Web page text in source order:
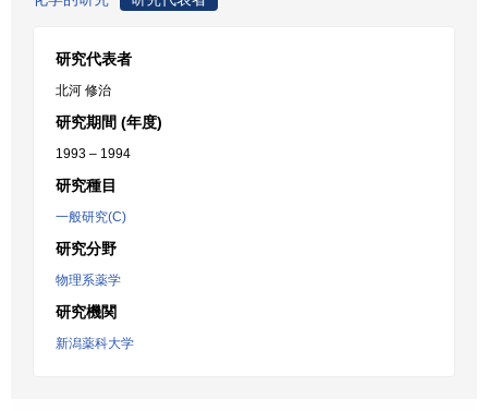
研究代表者
北河 修治
研究期間 (年度)
1993 – 1994
研究種目
一般研究(C)
研究分野
物理系薬学
研究機関
新潟薬科大学